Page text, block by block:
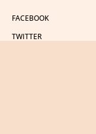
FACEBOOK
TWITTER